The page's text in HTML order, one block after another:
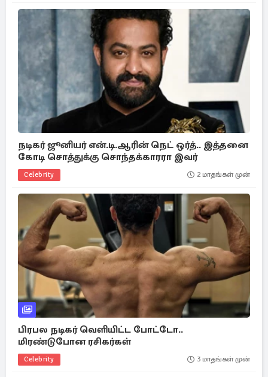
நடிகர் ஜூனியர் என்.டி.ஆரின் நெட் ஒர்த்.. இத்தனை
கோடி சொத்துக்கு சொந்தக்காரரா இவர்
Celebrity 2 மாதங்கள் முன்
பிரபல நடிகர் வெளியிட்ட போட்டோ..
மிரண்டுபோன ரசிகர்கள்
Celebrity 3 மாதங்கள் முன்